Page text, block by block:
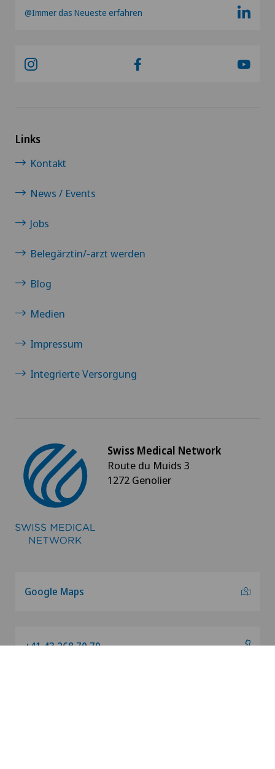
@Immer das Neueste erfahren
Links
Kontakt
News / Events
Jobs
Belegärztin/-arzt werden
Blog
Medien
Impressum
Integrierte Versorgung
Swiss Medical Network
Route du Muids 3
1272 Genolier
Google Maps
+41 43 268 70 70